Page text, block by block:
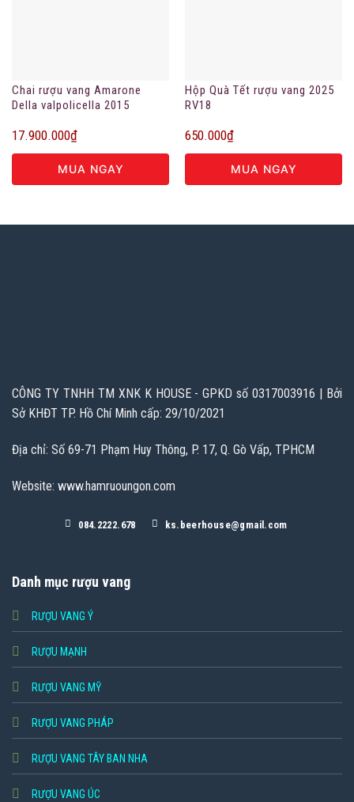
Chai rượu vang Amarone
Della valpolicella 2015
17.900.000₫
MUA NGAY
Hộp Quà Tết rượu vang 2025
RV18
650.000₫
MUA NGAY
CÔNG TY TNHH TM XNK K HOUSE - GPKD số 0317003916 | Bởi
Sở KHĐT TP. Hồ Chí Minh cấp: 29/10/2021
Địa chỉ: Số 69-71 Phạm Huy Thông, P. 17, Q. Gò Vấp, TPHCM
Website: www.hamruoungon.com
084.2222.678 ks.beerhouse@gmail.com
Danh mục rượu vang
RƯỢU VANG Ý
RƯỢU MẠNH
RƯỢU VANG MỸ
RƯỢU VANG PHÁP
RƯỢU VANG TÂY BAN NHA
RƯỢU VANG ÚC